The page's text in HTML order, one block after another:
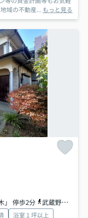
宅販売は地域の不動産... もっと見る
」 停歩2分
武蔵野線「北朝霞」駅 バス13分 「榎木」 停歩2分
浴室１坪以上